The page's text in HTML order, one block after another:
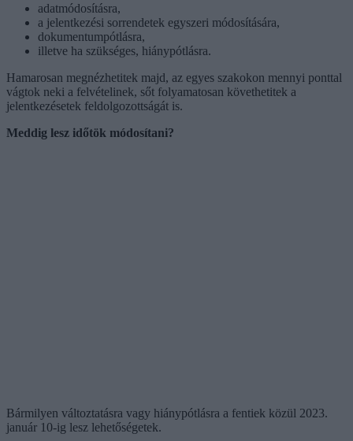
adatmódosításra,
a jelentkezési sorrendetek egyszeri módosítására,
dokumentumpótlásra,
illetve ha szükséges, hiánypótlásra.
Hamarosan megnézhetitek majd, az egyes szakokon mennyi ponttal
vágtok neki a felvételinek, sőt folyamatosan követhetitek a
jelentkezésetek feldolgozottságát is.
Meddig lesz időtök módosítani?
Bármilyen változtatásra vagy hiánypótlásra a fentiek közül 2023.
január 10-ig lesz lehetőségetek.